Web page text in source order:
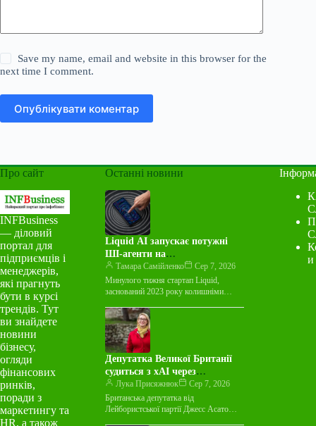
Save my name, email and website in this browser for the
next time I comment.
Опублікувати коментар
Про сайт
INFBusiness
— діловий
портал для
підприємців і
менеджерів,
які прагнуть
бути в курсі
трендів. Тут
ви знайдете
новини
бізнесу,
огляди
фінансових
ринків,
поради з
маркетингу та
HR, а також
Останні новини
Liquid AI запускає потужні
ШІ-агенти на
мікрокомп’ютерах
Тамара Самійленко
Сер 7, 2026
Минулого тижня стартап Liquid,
заснований 2023 року колишніми
LFM2.5-2.6B — нову мовну модель з
відкритими ваговими…
Депутатка Великої Британії
судиться з xAI через
порнографічні зображення
Лука Присяжнюк
Сер 7, 2026
Британська депутатка від
Лейбористської партії Джесс Асато
и